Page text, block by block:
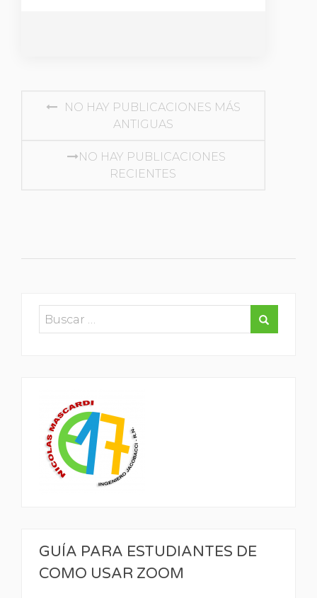
NAVEGACIÓN
ENTRADAS
NO HAY PUBLICACIONES MÁS
ANTIGUAS
NO HAY PUBLICACIONES
RECIENTES
GUÍA PARA ESTUDIANTES DE
COMO USAR ZOOM